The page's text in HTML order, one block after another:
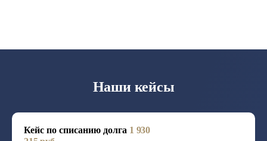
Наши кейсы
Кейс по списанию долга 1 930